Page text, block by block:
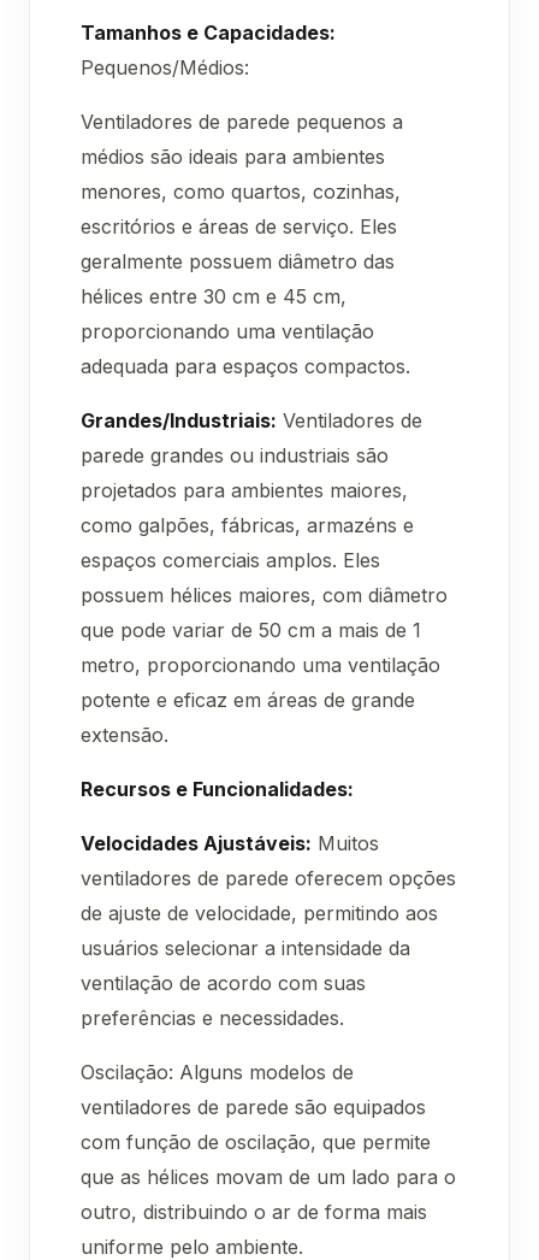
Tamanhos e Capacidades:
Pequenos/Médios:
Ventiladores de parede pequenos a
médios são ideais para ambientes
menores, como quartos, cozinhas,
escritórios e áreas de serviço. Eles
geralmente possuem diâmetro das
hélices entre 30 cm e 45 cm,
proporcionando uma ventilação
adequada para espaços compactos.
Grandes/Industriais: Ventiladores de
parede grandes ou industriais são
projetados para ambientes maiores,
como galpões, fábricas, armazéns e
espaços comerciais amplos. Eles
possuem hélices maiores, com diâmetro
que pode variar de 50 cm a mais de 1
metro, proporcionando uma ventilação
potente e eficaz em áreas de grande
extensão.
Recursos e Funcionalidades:
Velocidades Ajustáveis: Muitos
ventiladores de parede oferecem opções
de ajuste de velocidade, permitindo aos
usuários selecionar a intensidade da
ventilação de acordo com suas
preferências e necessidades.
Oscilação: Alguns modelos de
ventiladores de parede são equipados
com função de oscilação, que permite
que as hélices movam de um lado para o
outro, distribuindo o ar de forma mais
uniforme pelo ambiente.